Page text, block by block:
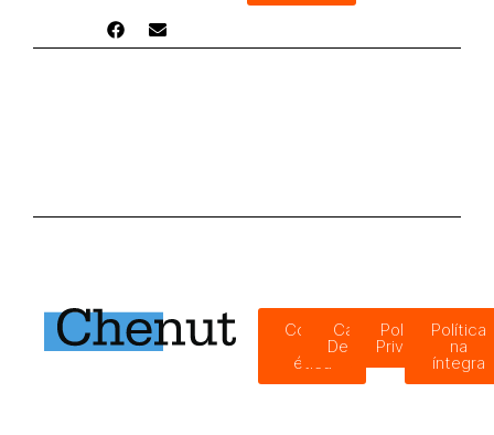
Código
ética
Canal de
Denúncias
Política de
Privacidade
Política
na
íntegra